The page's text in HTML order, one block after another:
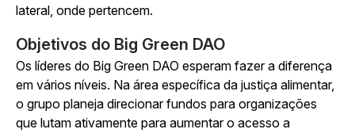
lateral, onde pertencem.
Objetivos do Big Green DAO
Os líderes do Big Green DAO esperam fazer a diferença
em vários níveis. Na área específica da justiça alimentar,
o grupo planeja direcionar fundos para organizações
que lutam ativamente para aumentar o acesso a